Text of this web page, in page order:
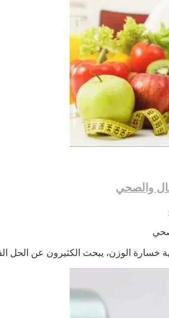
والصحي
on
طريقة
الوزن:
الحل
خسارة الوزن، يبحث الكثيرون عن الحل